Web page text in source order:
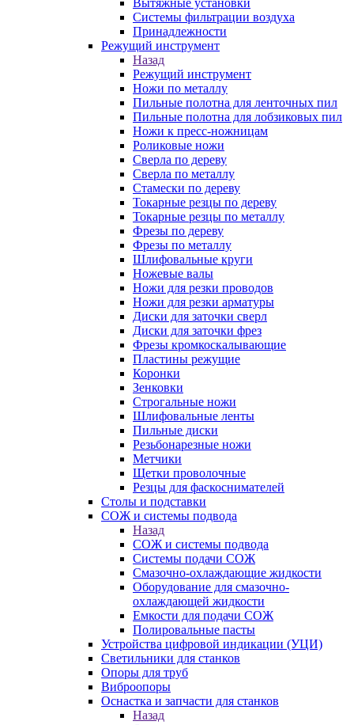
Вытяжные установки
Системы фильтрации воздуха
Принадлежности
Режущий инструмент
Назад
Режущий инструмент
Ножи по металлу
Пильные полотна для ленточных пил
Пильные полотна для лобзиковых пил
Ножи к пресс-ножницам
Роликовые ножи
Сверла по дереву
Сверла по металлу
Стамески по дереву
Токарные резцы по дереву
Токарные резцы по металлу
Фрезы по дереву
Фрезы по металлу
Шлифовальные круги
Ножевые валы
Ножи для резки проводов
Ножи для резки арматуры
Диски для заточки сверл
Диски для заточки фрез
Фрезы кромкоскалывающие
Пластины режущие
Коронки
Зенковки
Строгальные ножи
Шлифовальные ленты
Пильные диски
Резьбонарезные ножи
Метчики
Щетки проволочные
Резцы для фаскоснимателей
Столы и подставки
СОЖ и системы подвода
Назад
СОЖ и системы подвода
Системы подачи СОЖ
Смазочно-охлаждающие жидкости
Оборудование для смазочно-
охлаждающей жидкости
Емкости для подачи СОЖ
Полировальные пасты
Устройства цифровой индикации (УЦИ)
Светильники для станков
Опоры для труб
Виброопоры
Оснастка и запчасти для станков
Назад